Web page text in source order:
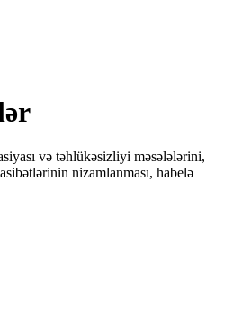
və təhlükəsizliyi məsələlərini,
nizamlanması, habelə